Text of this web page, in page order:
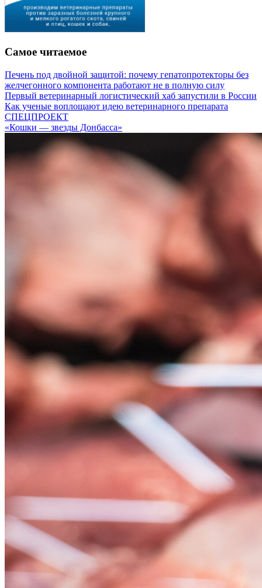
Самое читаемое
Печень под двойной защитой: почему гепатопротекторы без
желчегонного компонента работают не в полную силу
Первый ветеринарный логистический хаб запустили в России
Как ученые воплощают идею ветеринарного препарата
СПЕЦПРОЕКТ
«Кошки — звезды Донбасса»